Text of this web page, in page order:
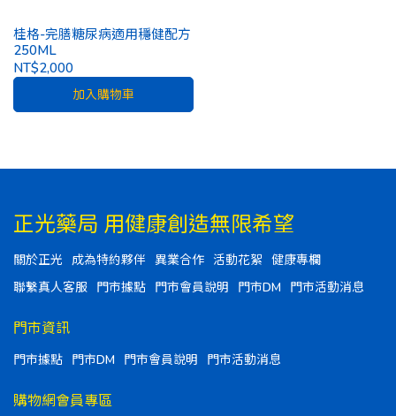
桂格-完膳糖尿病適用穩健配方
250ML
NT$2,000
加入購物車
正光藥局 用健康創造無限希望
關於正光 成為特約夥伴 異業合作 活動花絮
健康專欄
聯繫真人客服
門市據點 門市會員說明 門市DM 門市活動消息
門市資訊
門市據點 門市DM 門市會員說明 門市活動消息
購物網會員專區